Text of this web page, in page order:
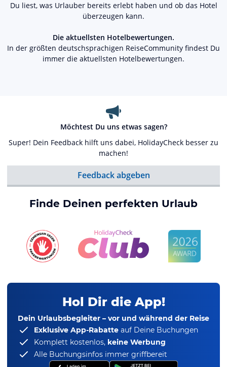
Du liest, was Urlauber bereits erlebt haben und ob das Hotel
überzeugen kann.
Die aktuellsten Hotelbewertungen.
In der größten deutschsprachigen ReiseCommunity findest Du
immer die aktuellsten Hotelbewertungen.
Möchtest Du uns etwas sagen?
Super! Dein Feedback hilft uns dabei, HolidayCheck besser zu
machen!
Feedback abgeben
Finde Deinen perfekten Urlaub
Hol Dir die App!
Dein Urlaubsbegleiter – vor und während der Reise
Exklusive App-Rabatte auf Deine Buchungen
Komplett kostenlos, keine Werbung
Alle Buchungsinfos immer griffbereit